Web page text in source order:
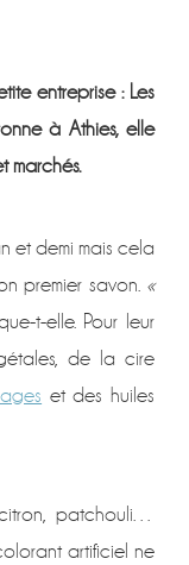
entreprise : Les
à Athies, elle
marchés.
et demi mais cela
premier savon. «
t-elle. Pour leur
de la cire
et des huiles
patchouli…
artificiel ne